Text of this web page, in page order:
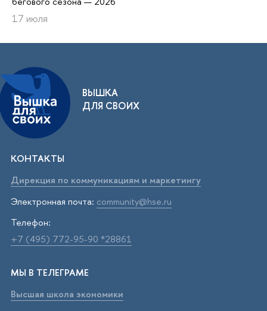
17 июля
ВЫШКА
ДЛЯ СВОИХ
КОНТАКТЫ
Дирекция по коммуникациям и маркетингу
Электронная почта: community@hse.ru
Телефон:
+7 (495) 772-95-90 *28861
МЫ В ТЕЛЕГРАМЕ
Высшая школа экономики